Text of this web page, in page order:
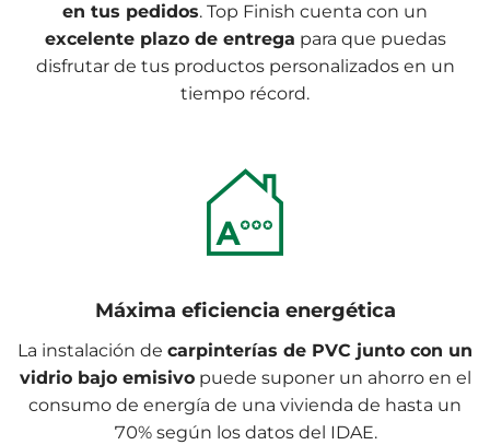
en tus pedidos. Top Finish cuenta con un
excelente plazo de entrega para que puedas
disfrutar de tus productos personalizados en un
tiempo récord.
Máxima eficiencia energética
La instalación de carpinterías de PVC junto con un
vidrio bajo emisivopuede suponer un ahorro en el
consumo de energía de una vivienda de hasta un
70% según los datos del IDAE.